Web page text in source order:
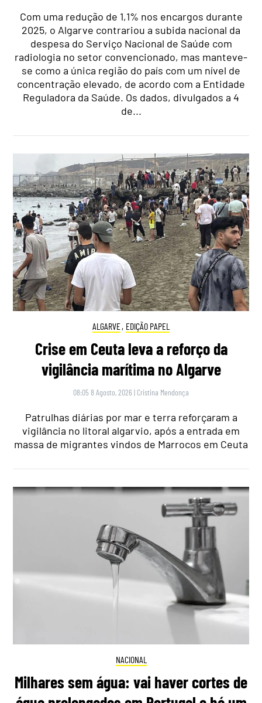
Com uma redução de 1,1% nos encargos durante
2025, o Algarve contrariou a subida nacional da
despesa do Serviço Nacional de Saúde com
radiologia no setor convencionado, mas manteve-
se como a única região do país com um nível de
concentração elevado, de acordo com a Entidade
Reguladora da Saúde. Os dados, divulgados a 4
de...
ALGARVE, EDIÇÃO PAPEL
Crise em Ceuta leva a reforço da
vigilância marítima no Algarve
08:05 8 Agosto, 2026 | Cristina Mendonça
Patrulhas diárias por mar e terra reforçaram a
vigilância no litoral algarvio, após a entrada em
massa de migrantes vindos de Marrocos em Ceuta
NACIONAL
Milhares sem água: vai haver cortes de